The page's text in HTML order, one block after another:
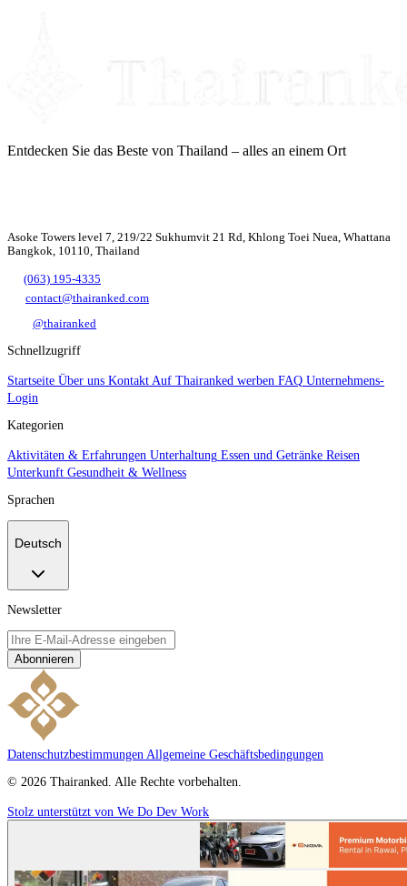
Entdecken Sie das Beste von Thailand – alles an einem Ort
Asoke Towers level 7, 219/22 Sukhumvit 21 Rd, Khlong Toei Nuea, Whattana
Bangkok, 10110, Thailand
(063) 195-4335
contact@thairanked.com
@thairanked
Schnellzugriff
Startseite Über uns Kontakt Auf Thairanked werben FAQ Unternehmens-
Login
Kategorien
Aktivitäten & Erfahrungen Unterhaltung Essen und Getränke Reisen
Unterkunft Gesundheit & Wellness
Sprachen
Deutsch
Newsletter
Abonnieren
Datenschutzbestimmungen Allgemeine Geschäftsbedingungen
© 2026 Thairanked. Alle Rechte vorbehalten.
Stolz unterstützt von We Do Dev Work